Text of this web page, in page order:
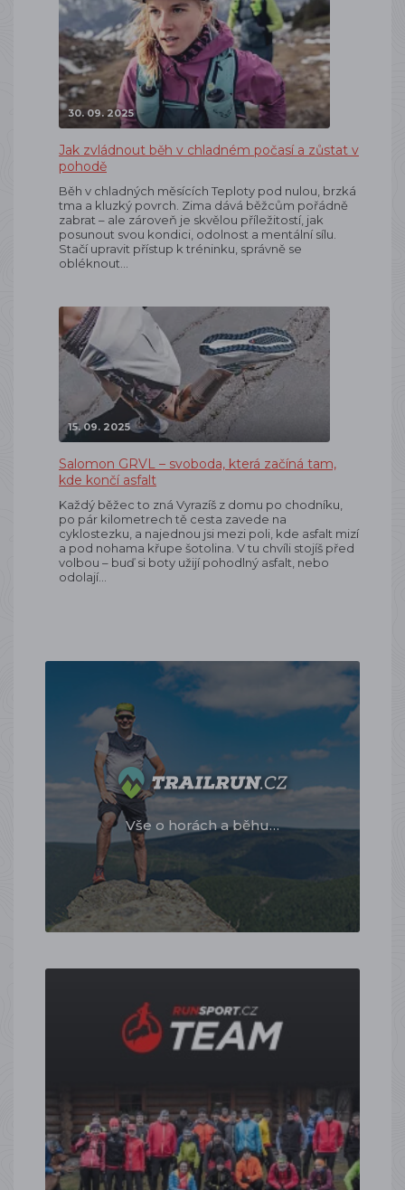
30. 09. 2025
Jak zvládnout běh v chladném počasí a zůstat v
pohodě
Běh v chladných měsících Teploty pod nulou, brzká
tma a kluzký povrch. Zima dává běžcům pořádně
zabrat – ale zároveň je skvělou příležitostí, jak
posunout svou kondici, odolnost a mentální sílu.
Stačí upravit přístup k tréninku, správně se
obléknout…
15. 09. 2025
Salomon GRVL – svoboda, která začíná tam,
kde končí asfalt
Každý běžec to zná Vyrazíš z domu po chodníku,
po pár kilometrech tě cesta zavede na
cyklostezku, a najednou jsi mezi poli, kde asfalt mizí
a pod nohama křupe šotolina. V tu chvíli stojíš před
volbou – buď si boty užijí pohodlný asfalt, nebo
odolají…
Vše o horách a běhu…